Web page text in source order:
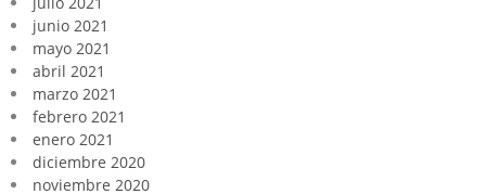
junio 2021
mayo 2021
abril 2021
marzo 2021
febrero 2021
enero 2021
diciembre 2020
noviembre 2020